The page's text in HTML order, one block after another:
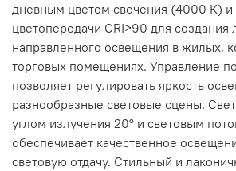
дневным цветом свечения (4000 К) и
цветопередачи CRI>90 для создания
направленного освещения в жилых,
торговых помещениях. Управление
позволяет регулировать яркость
разнообразные световые сцены.
углом излучения 20° и световым
обеспечивает качественное
световую отдачу. Стильный и